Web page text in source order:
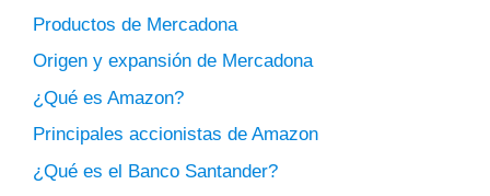
Productos de Mercadona
Origen y expansión de Mercadona
¿Qué es Amazon?
Principales accionistas de Amazon
¿Qué es el Banco Santander?